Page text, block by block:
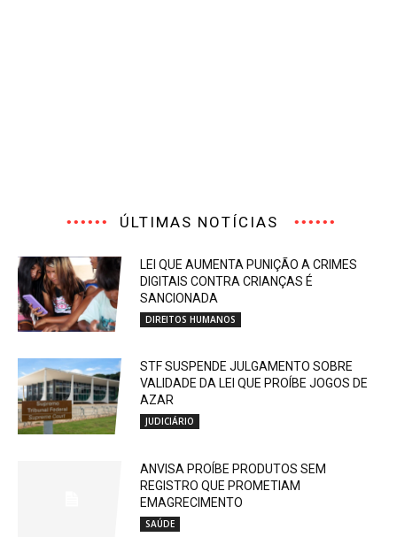
ÚLTIMAS NOTÍCIAS
LEI QUE AUMENTA PUNIÇÃO A CRIMES
DIGITAIS CONTRA CRIANÇAS É
SANCIONADA
DIREITOS HUMANOS
STF SUSPENDE JULGAMENTO SOBRE
VALIDADE DA LEI QUE PROÍBE JOGOS DE
AZAR
JUDICIÁRIO
ANVISA PROÍBE PRODUTOS SEM
REGISTRO QUE PROMETIAM
EMAGRECIMENTO
SAÚDE